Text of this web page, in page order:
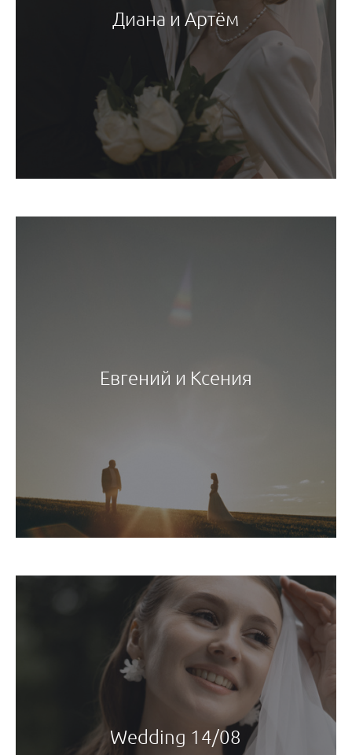
Диана и Артём
Евгений и Ксения
Wedding 14/08